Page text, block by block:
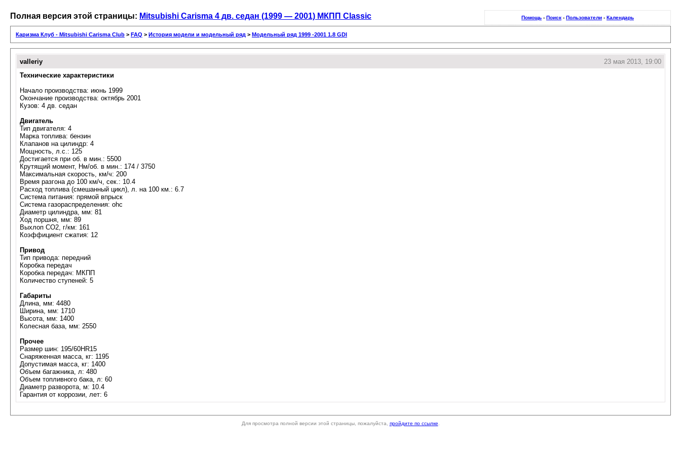
Помощь - Поиск - Пользователи - Календарь
Полная версия этой страницы: Mitsubishi Carisma 4 дв. седан (1999 — 2001) MКПП Classic
Каризма Клуб - Mitsubishi Carisma Club > FAQ > История модели и модельный ряд > Модельный ряд 1999 -2001 1.8 GDI
valleriy
23 мая 2013, 19:00
Технические характеристики
Начало производства: июнь 1999
Окончание производства: октябрь 2001
Кузов: 4 дв. седан
Двигатель
Тип двигателя: 4
Марка топлива: бензин
Клапанов на цилиндр: 4
Мощность, л.с.: 125
Достигается при об. в мин.: 5500
Крутящий момент, Нм/об. в мин.: 174 / 3750
Максимальная скорость, км/ч: 200
Время разгона до 100 км/ч, сек.: 10.4
Расход топлива (смешанный цикл), л. на 100 км.: 6.7
Система питания: прямой впрыск
Система газораспределения: ohc
Диaметр цилиндра, мм: 81
Ход поршня, мм: 89
Выхлоп CO2, г/км: 161
Коэффициент сжатия: 12
Привод
Тип привода: передний
Коробка передач
Коробка передач: МКПП
Количество ступеней: 5
Габариты
Длина, мм: 4480
Ширина, мм: 1710
Высота, мм: 1400
Колесная база, мм: 2550
Прочее
Размер шин: 195/60HR15
Снаряженная масса, кг: 1195
Допустимая масса, кг: 1400
Объем багажника, л: 480
Объем топливного бака, л: 60
Диаметр разворота, м: 10.4
Гарантия от коррозии, лет: 6
Для просмотра полной версии этой страницы, пожалуйста, пройдите по ссылке